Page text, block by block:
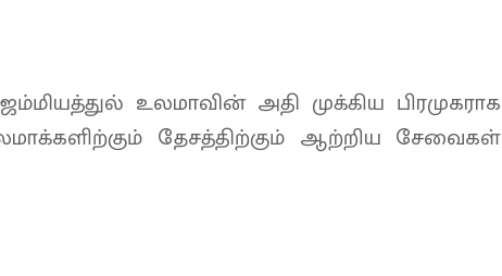
உலமாவின் அதி முக்கிய பிரமுகராக
தேசத்திற்கும் ஆற்றிய சேவைகள்